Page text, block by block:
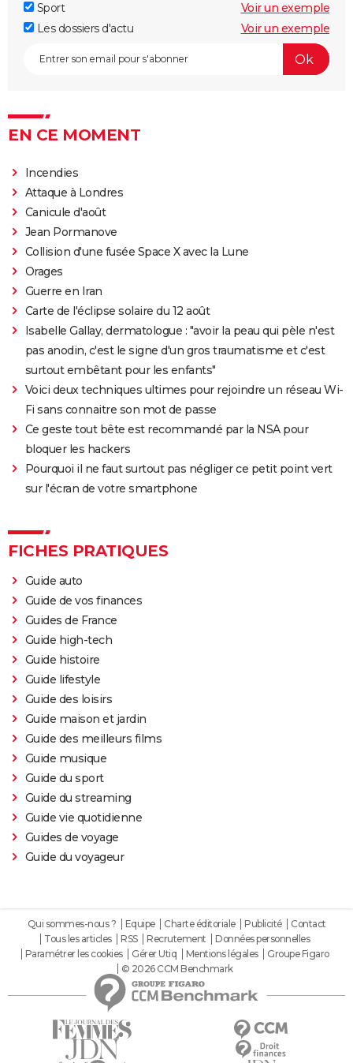
Sport
Voir un exemple
Les dossiers d'actu
Voir un exemple
EN CE MOMENT
Incendies
Attaque à Londres
Canicule d'août
Jean Pormanove
Collision d'une fusée Space X avec la Lune
Orages
Guerre en Iran
Carte de l'éclipse solaire du 12 août
Isabelle Gallay, dermatologue : "avoir la peau qui pèle n'est
pas anodin, c'est le signe d'un gros traumatisme et c'est
surtout embêtant pour les enfants"
Voici deux techniques ultimes pour rejoindre un réseau Wi-
Fi sans connaitre son mot de passe
Ce geste tout bête est recommandé par la NSA pour
bloquer les hackers
Pourquoi il ne faut surtout pas négliger ce petit point vert
sur l'écran de votre smartphone
FICHES PRATIQUES
Guide auto
Guide de vos finances
Guides de France
Guide high-tech
Guide histoire
Guide lifestyle
Guide des loisirs
Guide maison et jardin
Guide des meilleurs films
Guide musique
Guide du sport
Guide du streaming
Guide vie quotidienne
Guides de voyage
Guide du voyageur
Qui sommes-nous ? Equipe Charte éditoriale Publicité
Contact
Tous les articles
RSS Recrutement
Données personnelles
Paramétrer les cookies
Gérer Utiq Mentions légales
Groupe Figaro
© 2026 CCM Benchmark